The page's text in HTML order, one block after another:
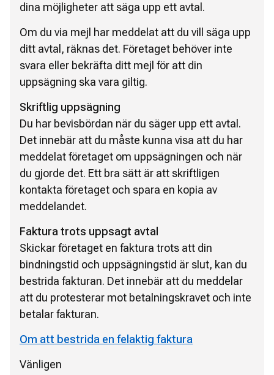
dina möjligheter att säga upp ett avtal.
Om du via mejl har meddelat att du vill säga upp
ditt avtal, räknas det. Företaget behöver inte
svara eller bekräfta ditt mejl för att din
uppsägning ska vara giltig.
Skriftlig uppsägning
Du har bevisbördan när du säger upp ett avtal.
Det innebär att du måste kunna visa att du har
meddelat företaget om uppsägningen och när
du gjorde det. Ett bra sätt är att skriftligen
kontakta företaget och spara en kopia av
meddelandet.
Faktura trots uppsagt avtal
Skickar företaget en faktura trots att din
bindningstid och uppsägningstid är slut, kan du
bestrida fakturan. Det innebär att du meddelar
att du protesterar mot betalningskravet och inte
betalar fakturan.
Om att bestrida en felaktig faktura
Vänligen